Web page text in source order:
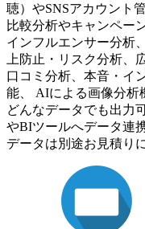
聴）やSNSアカウント
比較分析やキャンペー
インフルエンサー分析
上防止・リスク分析、
口コミ分析、本音・イ
能、 AIによる画像分析
どんなデータでも出力
やBIツールへデータ連
データは別途お見積り